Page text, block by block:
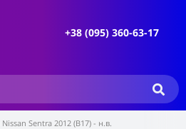
+38 (095) 360-63-17
Sentra 2012 (B17) - н.в.